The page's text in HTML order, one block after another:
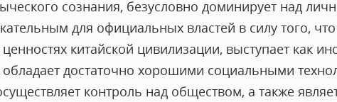
сознания, безусловно доминирует над
для официальных властей в силу того,
китайской цивилизации, выступает как
достаточно хорошими социальными
контроль над обществом, а также